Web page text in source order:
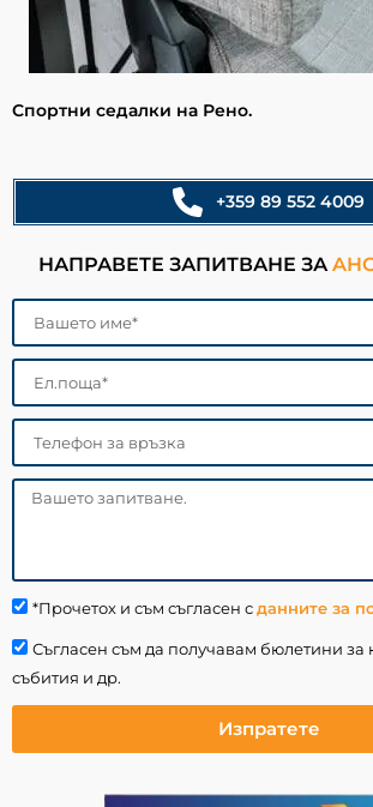
Спортни седалки на Рено.
+359 89 552 4009
НАПРАВЕТЕ ЗАПИТВАНЕ ЗА
*Прочетох и съм съгласен сданните за
Съгласен съм да получавам бюлетини за
събития и др.
Изпратете